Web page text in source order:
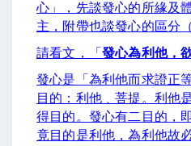
心」，先談發心的所緣及
主，附帶也談發心的區分
請看文，「 發心為利他，
發心是「為利他而求證正
目的：利他﹑菩提。利他
得目的。發心有二目的，
竟目的是利他，為利他故